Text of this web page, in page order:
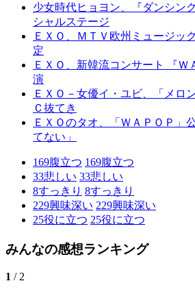
少女時代ヒョヨン、『ダンシン
シャルステージ
ＥＸＯ、ＭＴＶ欧州ミュージッ
定
ＥＸＯ、新韓流コンサート 『Ｗ
演
ＥＸＯ－女優イ・ユビ、「メロ
Ｃ抜てき
ＥＸＯのタオ、「ＷＡＰＯＰ」
てない」
169腹立つ 169腹立つ
33悲しい 33悲しい
8すっきり 8すっきり
229興味深い 229興味深い
25役に立つ 25役に立つ
みんなの感想ランキング
1 / 2